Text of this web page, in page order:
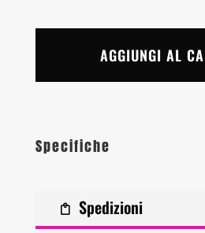
AGGIUNGI AL
Specifiche
Spedizioni